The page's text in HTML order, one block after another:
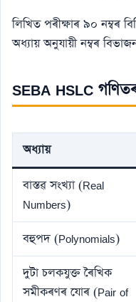
লিখিত পৰীক্ষাৰ ৯০ নম্বৰ
অধ্যায় অনুযায়ী নম্বৰ
SEBA HSLC
অধ্যায়
বাস্তৱ সংখ্যা (Real
Numbers)
বহুপদ (Polynomials)
দুটা চলকযুক্ত ৰৈখিক
সমীকৰণৰ যোৰ (Pair of